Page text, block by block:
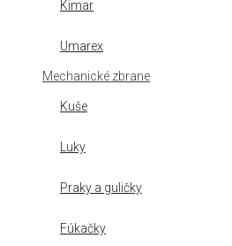
Kimar
Umarex
Mechanické zbrane
Kuše
Luky
Praky a guličky
Fúkačky